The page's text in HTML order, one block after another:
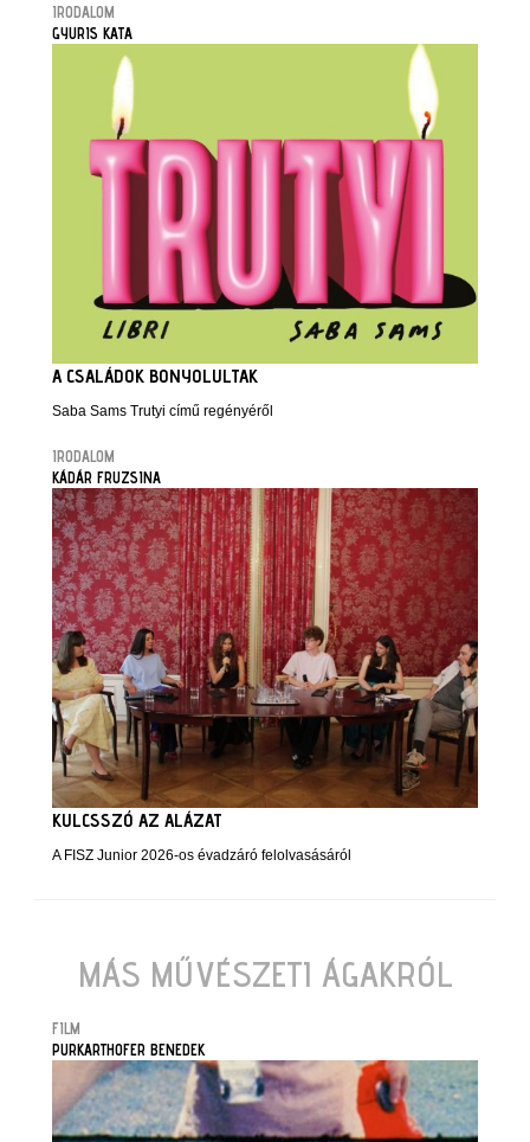
IRODALOM
GYURIS KATA
A CSALÁDOK BONYOLULTAK
Saba Sams Trutyi című regényéről
IRODALOM
KÁDÁR FRUZSINA
KULCSSZÓ AZ ALÁZAT
A FISZ Junior 2026-os évadzáró felolvasásáról
MÁS MŰVÉSZETI ÁGAKRÓL
FILM
PURKARTHOFER BENEDEK